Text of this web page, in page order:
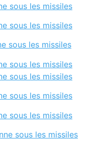
sous les missiles
sous les missiles
sous les missiles
sous les missiles
sous les missiles
sous les missiles
sous les missiles
sous les missiles